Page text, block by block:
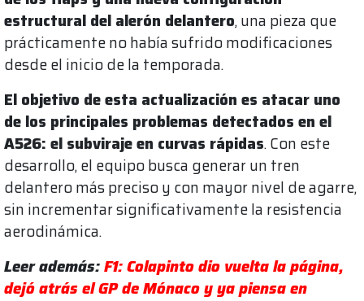
estructural del alerón delantero, una pieza que
prácticamente no había sufrido modificaciones
desde el inicio de la temporada.
El objetivo de esta actualización es atacar uno
de los principales problemas detectados en el
A526: el subviraje en curvas rápidas. Con este
desarrollo, el equipo busca generar un tren
delantero más preciso y con mayor nivel de agarre,
sin incrementar significativamente la resistencia
aerodinámica.
Leer además:F1: Colapinto dio vuelta la página,
dejó atrás el GP de Mónaco y ya piensa en